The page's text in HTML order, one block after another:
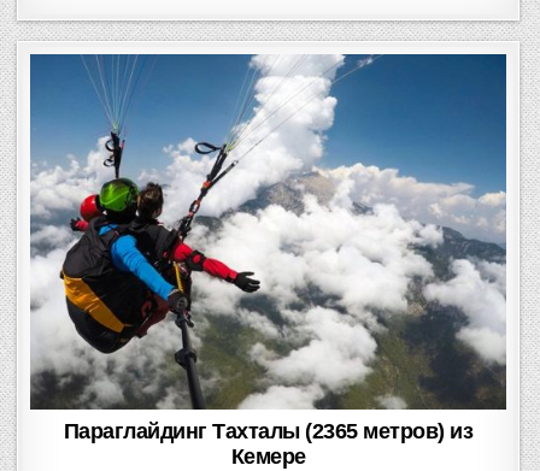
Параглайдинг Тахталы (2365 метров) из
Кемере